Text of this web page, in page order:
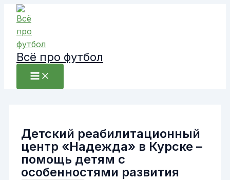
Перейти
содержимому
Всё про футбол
Детский реабилитационный
центр «Надежда» в Курске –
помощь детям с
особенностями развития